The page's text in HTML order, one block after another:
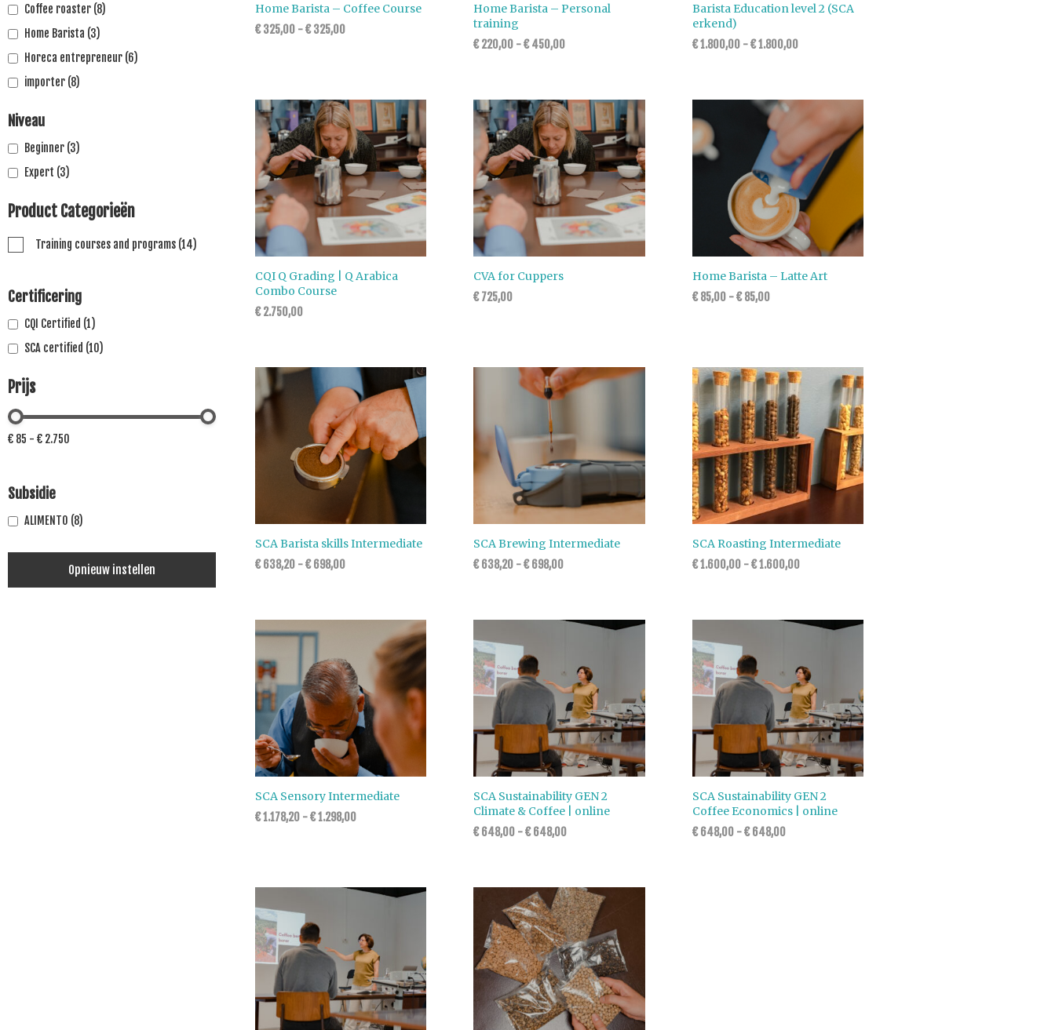
Coffee roaster (8)
Home Barista (3)
Horeca entrepreneur (6)
importer (8)
Niveau
Beginner (3)
Expert (3)
Product Categorieën
Training courses and programs (14)
Certificering
CQI Certified (1)
SCA certified (10)
Prijs
€ 85 - € 2.750
Subsidie
ALIMENTO (8)
Opnieuw instellen
Home Barista – Coffee Course
€325,00 -€325,00
Home Barista – Personal
training
€220,00 -€450,00
Barista Education level 2 (SCA
erkend)
€1.800,00-€1.800,00
CQI Q Grading | Q Arabica
Combo Course
€2.750,00
CVA for Cuppers
€725,00
Home Barista – Latte Art
€85,00-€85,00
SCA Barista skills Intermediate
€638,20 -€698,00
SCA Brewing Intermediate
€638,20 -€698,00
SCA Roasting Intermediate
€1.600,00-€1.600,00
SCA Sensory Intermediate
€1.178,20 -€1.298,00
SCA Sustainability GEN 2
Climate & Coffee | online
€648,00 -€648,00
SCA Sustainability GEN 2
Coffee Economics | online
€648,00-€648,00